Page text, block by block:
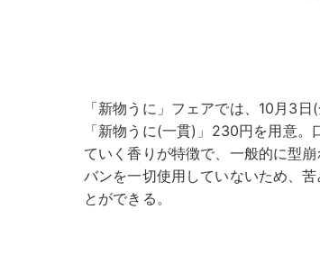
「新物うに」フェアでは、10月3
「新物うに(一貫)」230円を用意
ていく香りが特徴で、一般的に型
バンを一切使用していないため、
とができる。